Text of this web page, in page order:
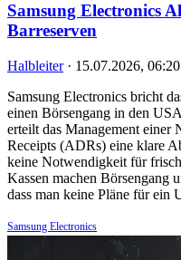
Samsung Electronics
Barreserven
Halbleiter · 15.07.2026,
Samsung Electronics bricht
einen Börsengang in den
erteilt das Management
Receipts (ADRs) eine klare
keine Notwendigkeit für
Kassen machen Börsengang
dass man keine Pläne für
Samsung Electronics